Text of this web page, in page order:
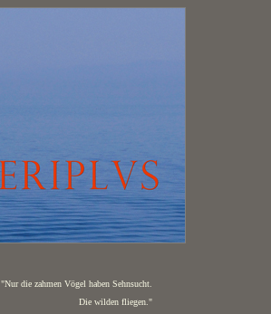
"Nur die zahmen Vögel haben Sehnsucht.
Die wilden fliegen."